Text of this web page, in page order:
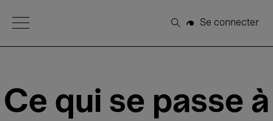
Open Menu
Rechercher
Se connecter
Ce qui se passe à